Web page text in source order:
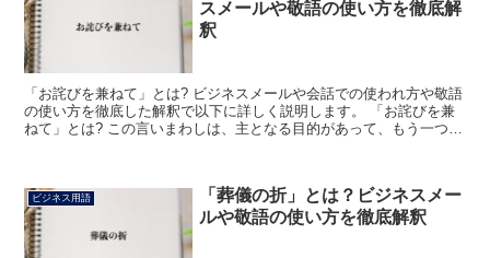
スメールや敬語の使い方を徹底解
釈
「お詫びを兼ねて」とは? ビジネスメールや会話での使われ方や敬語
の使い方を徹底した解釈で以下に詳しく説明します。 「お詫びを兼
ねて」とは? この言いまわしは、主となる目的があって、もう一つ別
ビジネス用語
「葬儀の折」とは？ビジネスメー
ルや敬語の使い方を徹底解釈